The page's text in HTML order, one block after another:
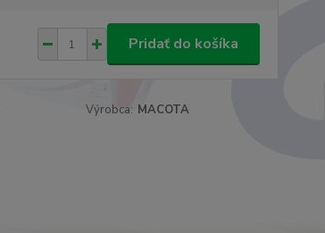
Pridať do košíka
Výrobca: MACOTA